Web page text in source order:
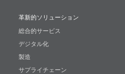
革新的ソリューション
総合的サービス
デジタル化
製造
サプライチェーン